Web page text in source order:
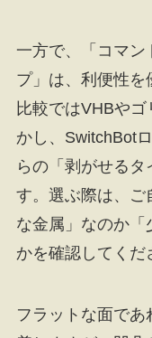
一方で、「コマン
プ」は、利便性を
比較ではVHBや
かし、SwitchBot
らの「剥がせる
す。選ぶ際は、ご
な金属」なのか
かを確認してくだ
フラットな面で